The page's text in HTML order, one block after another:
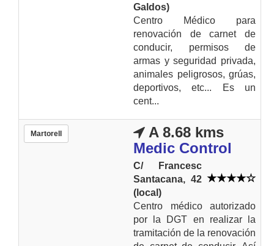
Galdos)
Centro Médico para
renovación de carnet de
conducir, permisos de
armas y seguridad privada,
animales peligrosos, grúas,
deportivos, etc... Es un
cent...
Martorell
A 8.68 kms
Medic Control
C/ Francesc
Santacana, 42
(local)
Centro médico autorizado
por la DGT en realizar la
tramitación de la renovación